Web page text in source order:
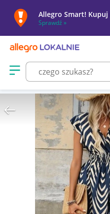
Allegro Smart! Kupuj
Sprawdź »
Otwórz menu z kategoriami